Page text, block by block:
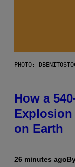
PHOTO:
How a
Explosion
on Earth
26 minutes ago